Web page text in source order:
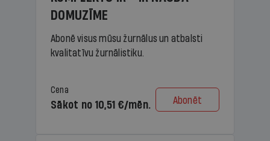
DOMUZĪME
Abonē visus mūsu žurnālus un atbalsti
kvalitatīvu žurnālistiku.
Cena
Sākot no 10,51 €/mēn. Abonēt